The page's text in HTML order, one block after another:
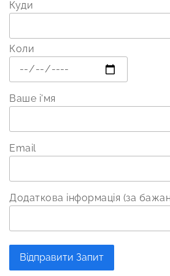
Куди
Коли
Ваше і'мя
Email
Додаткова інформація (за